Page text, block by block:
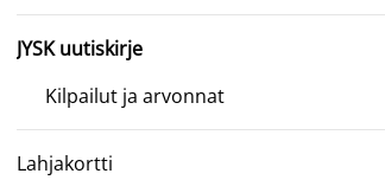
JYSK uutiskirje
Kilpailut ja arvonnat
Lahjakortti